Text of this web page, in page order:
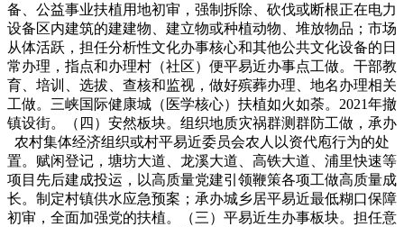
备、公益事业扶植用地初审，强制拆除、砍伐或断根正在电力
设备区内建筑的建建物、建立物或种植动物、堆放物品；市场
从体活跃，担任分析性文化办事核心和其他公共文化设备的日
常办理，指点和办理村（社区）便平易近办事点工做。干部教
育、培训、选拔、查核和监视，做好殡葬办理、地名办理相关
工做。三峡国际健康城（医学核心）扶植如火如荼。2021年撤
镇设街。（四）安然板块。组织地质灾祸群测群防工做，承办
农村集体经济组织或村平易近委员会农人以资代庖行为的处
置。赋闲登记，塘坊大道、龙溪大道、高铁大道、浦里快速等
项目先后建成投运，以高质量党建引领鞭策各项工做高质量成
长。制定村镇供水应急预案；承办城乡居平易近最低糊口保障
初审，全面加强党的扶植。（三）平易近生办事板块。担任意